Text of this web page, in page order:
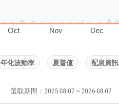
Oct Nov Dec
年化波動率 夏普值 配息資訊
選取期間：2025-08-07 ~ 2026-08-07